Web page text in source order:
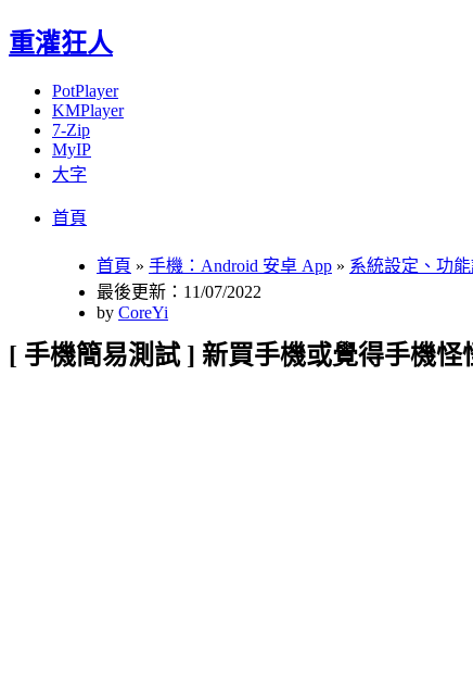
重灌狂人
PotPlayer
KMPlayer
7-Zip
MyIP
大字
首頁
首頁 » 手機：Android 安卓 App » 系統設定、功
最後更新：11/07/2022
by CoreYi
[ 手機簡易測試 ] 新買手機或覺得手機怪